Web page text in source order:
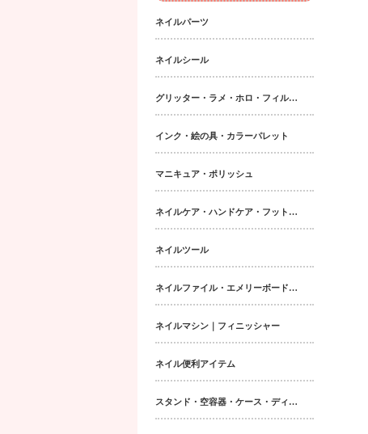
ネイルパーツ
ネイルシール
グリッター・ラメ・ホロ・フィルム・パウダー｜ネイルパーツ
インク・絵の具・カラーパレット
マニキュア・ポリッシュ
ネイルケア・ハンドケア・フットケア・ボディケア
ネイルツール
ネイルファイル・エメリーボード・シャイナー
ネイルマシン｜フィニッシャー
ネイル便利アイテム
スタンド・空容器・ケース・ディスペンサー類